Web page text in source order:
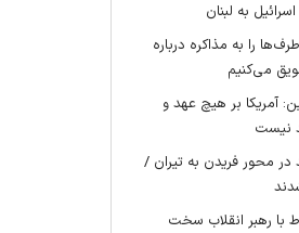
به لبنان
را به مذاکره درباره
می‌کنیم
آمریکا بر هیچ عهد و
نیست
در محور فریدن به تیران /
با رهبر انقلاب سخت